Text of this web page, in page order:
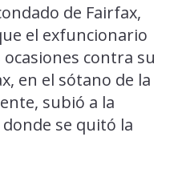
de Fairfax,
el exfuncionario
contra su
en el sótano de la
subió a la
se quitó la